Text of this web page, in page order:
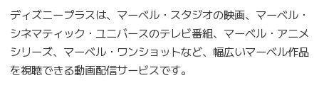
ディズニープラスは、マーベル・スタジオの映画、マーベル・
シネマティック・ユニバースのテレビ番組、マーベル・アニメ
シリーズ、マーベル・ワンショットなど、幅広いマーベル作品
を視聴できる動画配信サービスです。